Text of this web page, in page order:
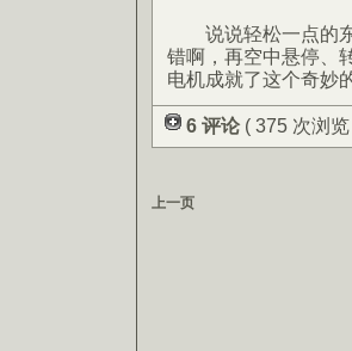
说说轻松一点的东
错啊，再空中悬停、
电机成就了这个奇妙
6 评论 ( 375 次浏
上一页